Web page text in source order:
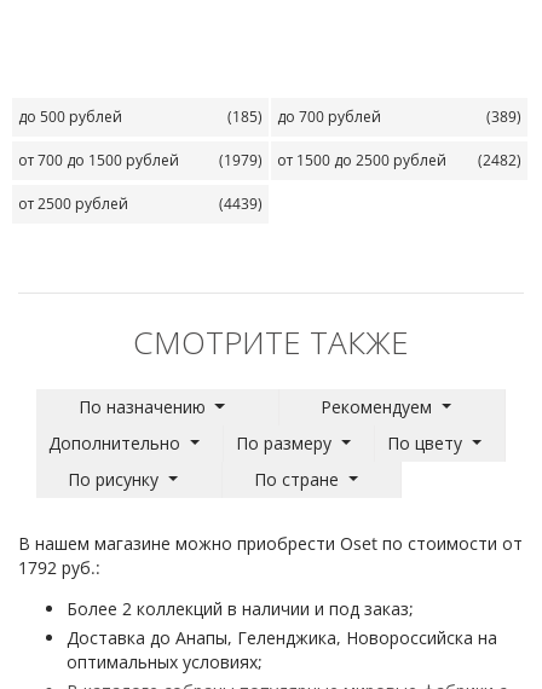
до 500 рублей (185) до 700 рублей (389)
от 700 до 1500 рублей (1979) от 1500 до 2500 рублей (2482)
от 2500 рублей (4439)
СМОТРИТЕ ТАКЖЕ
По назначению
Рекомендуем
Дополнительно
По размеру
По цвету
По рисунку
По стране
В нашем магазине можно приобрести Oset по стоимости от
1792 руб.:
Более 2 коллекций в наличии и под заказ;
Доставка до Анапы, Геленджика, Новороссийска на
оптимальных условиях;